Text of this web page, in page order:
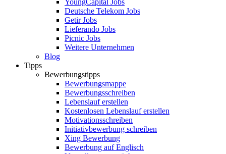
YoungCapital Jobs
Deutsche Telekom Jobs
Getir Jobs
Lieferando Jobs
Picnic Jobs
Weitere Unternehmen
Blog
Tipps
Bewerbungstipps
Bewerbungsmappe
Bewerbungsschreiben
Lebenslauf erstellen
Kostenlosen Lebenslauf erstellen
Motivationsschreiben
Initiativbewerbung schreiben
Xing Bewerbung
Bewerbung auf Englisch